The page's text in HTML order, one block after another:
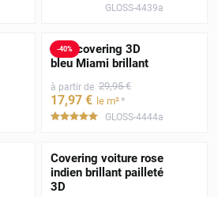
GLOSS-4439a
-40%
Film covering 3D
bleu Miami brillant
à partir de 29,95 €
17,97 € le m²*
*****
GLOSS-4444a
Covering voiture rose
indien brillant pailleté
3D